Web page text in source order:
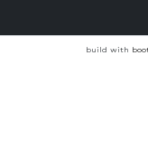
build with